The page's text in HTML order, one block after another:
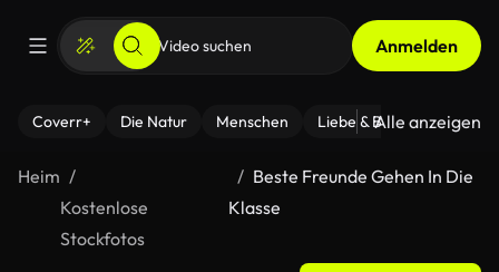
Anmelden
Coverr+ Die Natur Menschen Liebe & Beziehungen
Alle anzeigen
Heim
Kostenlose
Stockfotos
Beste Freunde Gehen In Die
Klasse